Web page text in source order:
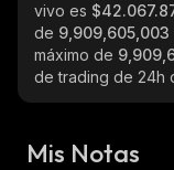
vivo es
de 9,909,605,003
máximo de
de trading de 24h
Mis Notas